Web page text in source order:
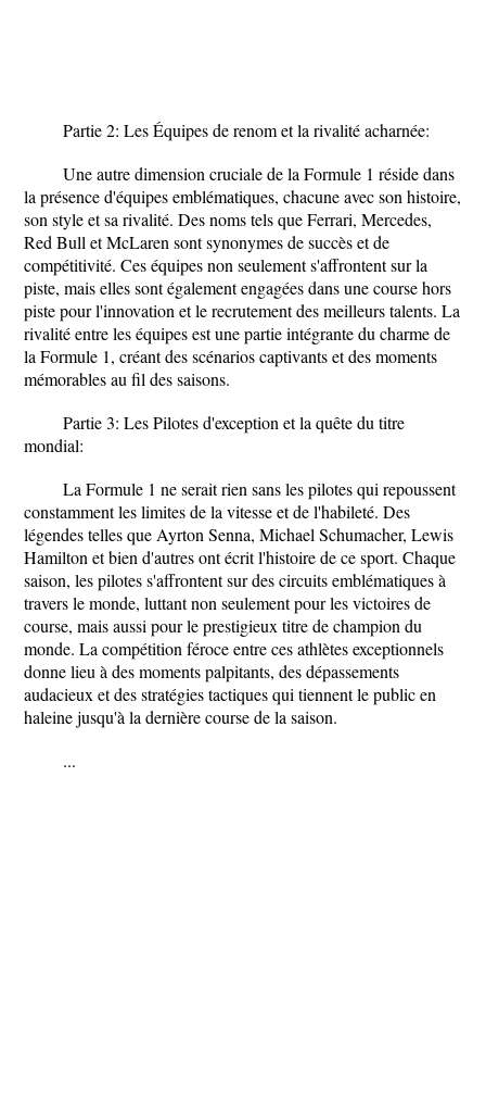
Partie 2: Les Équipes de renom et la rivalité acharnée:
Une autre dimension cruciale de la Formule 1 réside dans
la présence d'équipes emblématiques, chacune avec son histoire,
son style et sa rivalité. Des noms tels que Ferrari, Mercedes,
Red Bull et McLaren sont synonymes de succès et de
compétitivité. Ces équipes non seulement s'affrontent sur la
piste, mais elles sont également engagées dans une course hors
piste pour l'innovation et le recrutement des meilleurs talents. La
rivalité entre les équipes est une partie intégrante du charme de
la Formule 1, créant des scénarios captivants et des moments
mémorables au fil des saisons.
Partie 3: Les Pilotes d'exception et la quête du titre
mondial:
La Formule 1 ne serait rien sans les pilotes qui repoussent
constamment les limites de la vitesse et de l'habileté. Des
légendes telles que Ayrton Senna, Michael Schumacher, Lewis
Hamilton et bien d'autres ont écrit l'histoire de ce sport. Chaque
saison, les pilotes s'affrontent sur des circuits emblématiques à
travers le monde, luttant non seulement pour les victoires de
course, mais aussi pour le prestigieux titre de champion du
monde. La compétition féroce entre ces athlètes exceptionnels
donne lieu à des moments palpitants, des dépassements
audacieux et des stratégies tactiques qui tiennent le public en
haleine jusqu'à la dernière course de la saison.
...